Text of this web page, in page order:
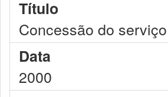
Título
Concessão do
Data
2000